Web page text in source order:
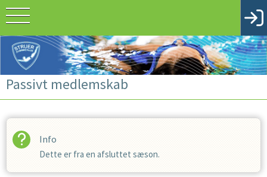
Passivt medlemskab
Info
Dette er fra en afsluttet sæson.